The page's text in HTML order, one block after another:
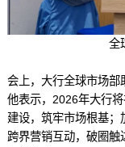
全
会上，大行全球市场部
他表示，2026年大行
建设，筑牢市场根基
跨界营销互动，破圈